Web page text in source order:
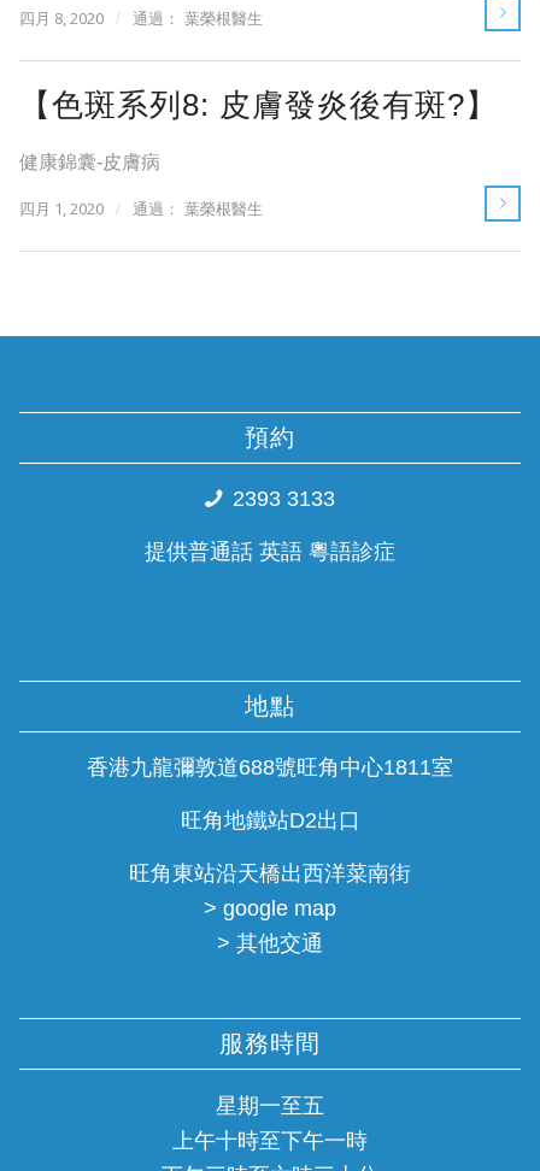
四月 8, 2020 / 通過： 葉榮根醫生
【色斑系列8: 皮膚發炎後有斑?】
健康錦囊-皮膚病
四月 1, 2020 / 通過： 葉榮根醫生
預約
2393 3133
提供普通話 英語 粵語診症
地點
香港九龍彌敦道688號旺角中心1811室
旺角地鐵站D2出口
旺角東站沿天橋出西洋菜南街
> google map
> 其他交通
服務時間
星期一至五
上午十時至下午一時